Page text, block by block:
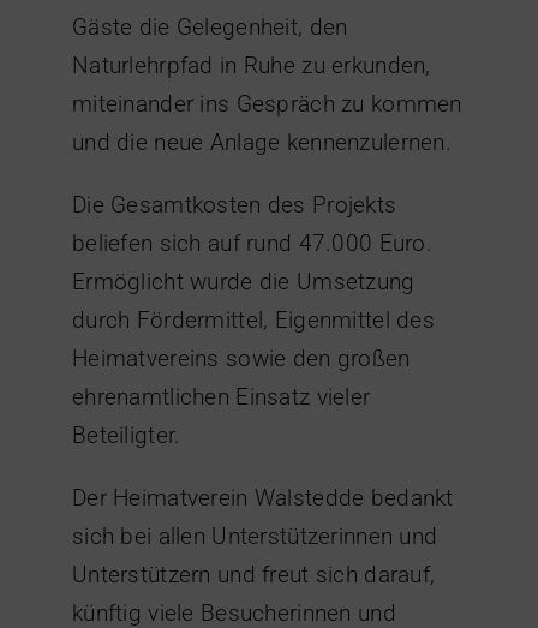
Gäste die Gelegenheit, den
Naturlehrpfad in Ruhe zu erkunden,
miteinander ins Gespräch zu kommen
und die neue Anlage kennenzulernen.
Die Gesamtkosten des Projekts
beliefen sich auf rund 47.000 Euro.
Ermöglicht wurde die Umsetzung
durch Fördermittel, Eigenmittel des
Heimatvereins sowie den großen
ehrenamtlichen Einsatz vieler
Beteiligter.
Der Heimatverein Walstedde bedankt
sich bei allen Unterstützerinnen und
Unterstützern und freut sich darauf,
künftig viele Besucherinnen und